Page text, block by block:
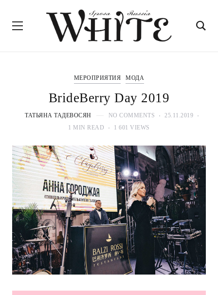
МЕРОПРИЯТИЯ МОДА
BrideBerry Day 2019
ТАТЬЯНА ТАДЕВОСЯН NO COMMENTS
25.11.2019
1 MIN READ
1 601 VIEWS